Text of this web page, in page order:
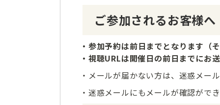
ご参加されるお客様へ
・参加予約は前日までとなります（
・視聴URLは開催日の前日までにお
・メールが届かない方は、迷惑メー
・迷惑メールにもメールが確認がで